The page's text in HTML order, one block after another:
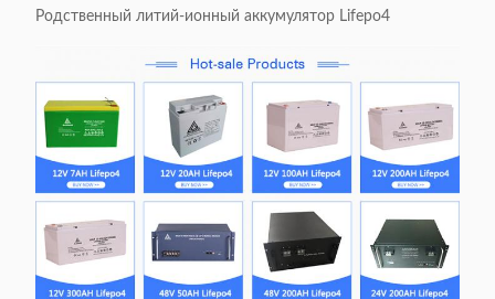
Родственный литий-ионный аккумулятор Lifepo4